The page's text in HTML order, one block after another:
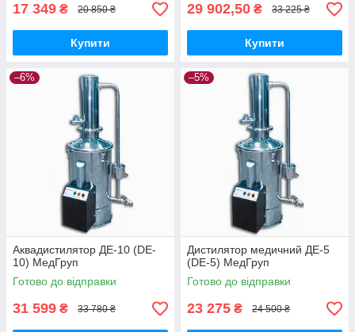
17 349 ₴ 20 850 ₴
Купити
29 902,50 ₴ 33 225 ₴
Купити
–6%
Аквадистилятор ДЕ-10 (DE-
10) МедГруп
Готово до відправки
31 599 ₴ 33 780 ₴
–5%
Дистилятор медичний ДЕ-5
(DE-5) МедГруп
Готово до відправки
23 275 ₴ 24 500 ₴